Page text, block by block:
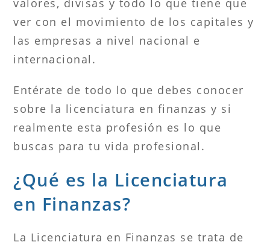
ver con el movimiento de los capitales y
las empresas a nivel nacional e
internacional.
Entérate de todo lo que debes conocer
sobre la licenciatura en finanzas y si
realmente esta profesión es lo que
buscas para tu vida profesional.
¿Qué es la Licenciatura
en Finanzas?
La Licenciatura en Finanzas se trata de